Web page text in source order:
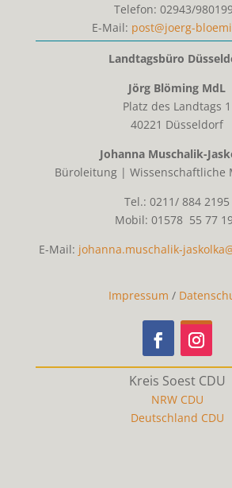
Telefon: 02943/
E-Mail: post@joerg-
Landtagsbüro
Jörg Blöming MdL
Platz des Landtags 1
40221 Düsseldorf
Johanna Muschalik-
Büroleitung | Wissenschaftliche
Tel.: 0211/ 884 2195
Mobil: 01578 55 77
E-Mail: johanna.muschalik-
Impressum /
Kreis Soest CDU
NRW CDU
Deutschland CDU